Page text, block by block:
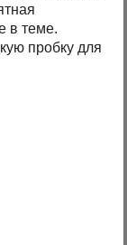
в теме.
пробку для